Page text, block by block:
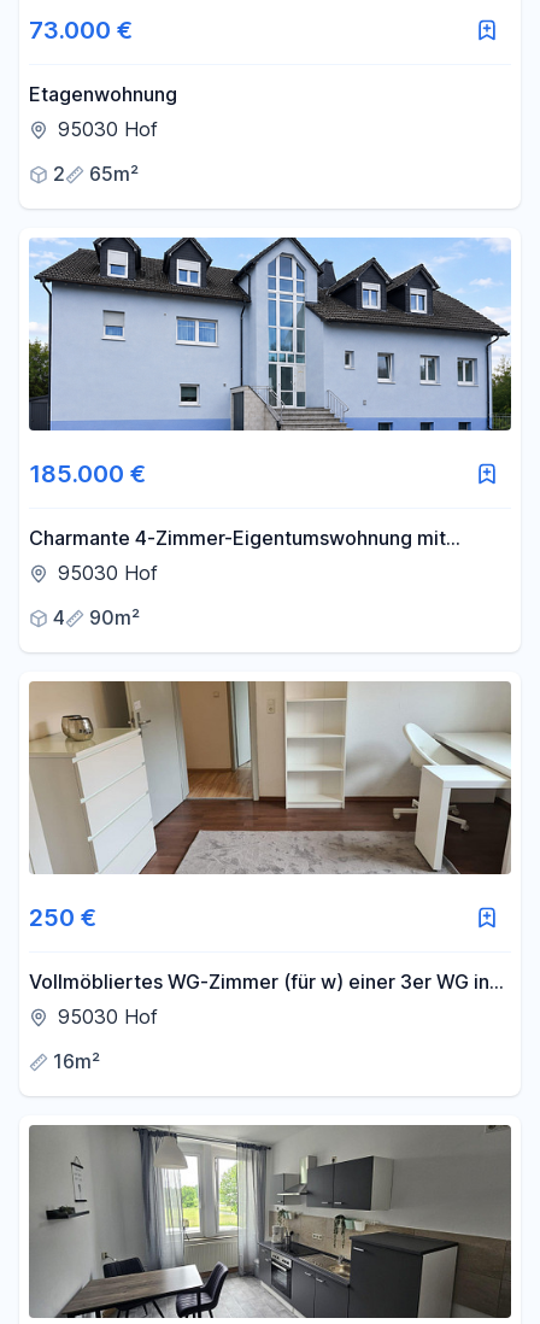
73.000 €
Etagenwohnung
95030 Hof
2
65m²
185.000 €
Charmante 4-Zimmer-Eigentumswohnung mit
Balkon in ruhiger Lage
95030 Hof
4
90m²
250 €
Vollmöbliertes WG-Zimmer (für w) einer 3er WG in
zentraler Lage Hofs - 450€ Warmmiete (keine NK)
95030 Hof
16m²